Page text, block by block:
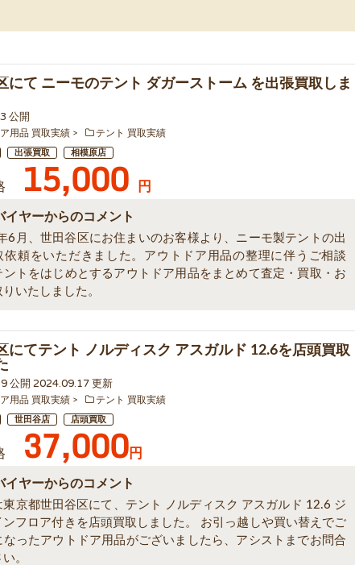
にて ニーモのテント ダガーストーム を出張買取しま
公開
用品 買取実績 テント 買取実績
出張買取 相模原店
15,000 円
イヤーからのコメント
6月、世田谷区にお住まいのお客様より、ニーモ製テントの出
依頼をいただきました。アウトドア用品の整理に伴うご相談
ントをはじめとするアウトドア用品をまとめて査定・買取・お
いたしました。
にてテント ノルディスク アスガルド 12.6を店頭買取
公開 2024.09.17 更新
用品 買取実績 テント 買取実績
世田谷店 店頭買取
37,000円
イヤーからのコメント
東京都世田谷区にて、テント ノルディスク アスガルド 12.6 ジ
ンフロア付きを店頭買取しました。 お引っ越しや買い替えでご
なったアウトドア用品がございましたら、アシストまでお問合
。